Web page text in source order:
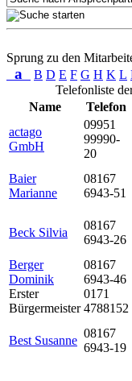
Sprung zu den
a B D E F G H K L
Telefonliste
Name
Telefon
actago
GmbH
09951
99990-
20
Baier
Marianne
08167
6943-51
Beck Silvia
08167
6943-26
Berger
Dominik
Erster
Bürgermeister
08167
6943-46
0171
4788152
Best Susanne
08167
6943-19